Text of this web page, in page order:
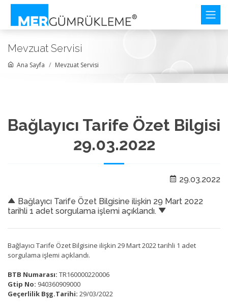
Mevzuat Servisi
Ana Sayfa Mevzuat Servisi
Bağlayıcı Tarife Özet Bilgisi
29.03.2022
29.03.2022
Bağlayıcı Tarife Özet Bilgisine ilişkin 29 Mart 2022
tarihli 1 adet sorgulama işlemi açıklandı.
Bağlayıcı Tarife Özet Bilgisine ilişkin 29 Mart 2022 tarihli 1 adet
sorgulama işlemi açıklandı.
BTB Numarası: TR160000220006
Gtip No: 940360909000
Geçerlilik Bşg.Tarihi: 29/03/2022